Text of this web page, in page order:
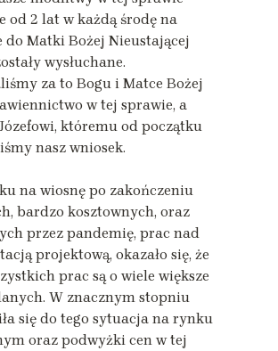
od 2 lat w każdą środę na
do Matki Bożej Nieustającej
wysłuchane.
za to Bogu i Matce Bożej
w tej sprawie, a
któremu od początku
nasz wniosek.
na wiosnę po zakończeniu
bardzo kosztownych, oraz
przez pandemię, prac nad
projektową, okazało się, że
prac są o wiele większe
W znacznym stopniu
się do tego sytuacja na rynku
oraz podwyżki cen w tej